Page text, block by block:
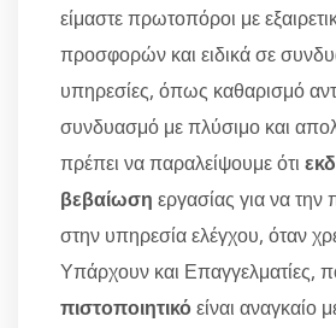
είμαστε πρωτοπόροι με
προσφορών και ειδικά σε
υπηρεσίες, όπως καθαρισμό
συνδυασμό με πλύσιμο και
πρέπει να παραλείψουμε ότι
βεβαίωση εργασίας για να την
στην υπηρεσία ελέγχου, όταν
Υπάρχουν και Επαγγελματίες,
πιστοποιητικόείναι αναγκαίο